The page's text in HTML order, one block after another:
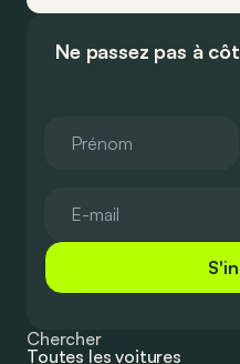
Ne passez pas à
Chercher
Toutes les voitures